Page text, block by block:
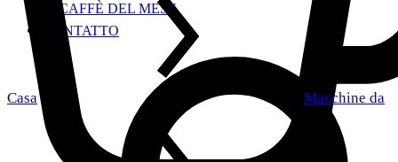
IL CAFFÈ DEL MESE
CONTATTO
Casa Macchine da